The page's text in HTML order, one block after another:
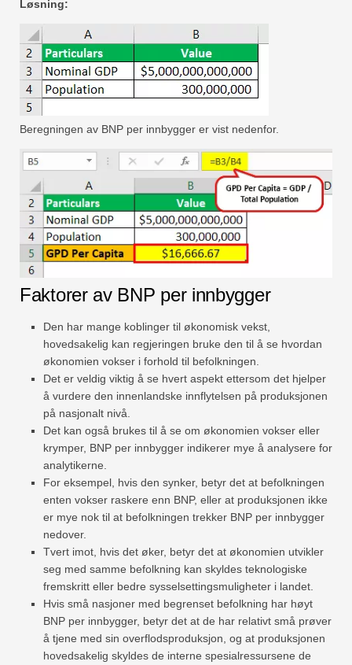
Løsning:
Beregningen av BNP per innbygger er vist nedenfor.
Faktorer av BNP per innbygger
Den har mange koblinger til økonomisk vekst,
hovedsakelig kan regjeringen bruke den til å se hvordan
økonomien vokser i forhold til befolkningen.
Det er veldig viktig å se hvert aspekt ettersom det hjelper
å vurdere den innenlandske innflytelsen på produksjonen
på nasjonalt nivå.
Det kan også brukes til å se om økonomien vokser eller
krymper, BNP per innbygger indikerer mye å analysere for
analytikerne.
For eksempel, hvis den synker, betyr det at befolkningen
enten vokser raskere enn BNP, eller at produksjonen ikke
er mye nok til at befolkningen trekker BNP per innbygger
nedover.
Tvert imot, hvis det øker, betyr det at økonomien utvikler
seg med samme befolkning kan skyldes teknologiske
fremskritt eller bedre sysselsettingsmuligheter i landet.
Hvis små nasjoner med begrenset befolkning har høyt
BNP per innbygger, betyr det at de har relativt små prøver
å tjene med sin overflodsproduksjon, og at produksjonen
hovedsakelig skyldes de interne spesialressursene de